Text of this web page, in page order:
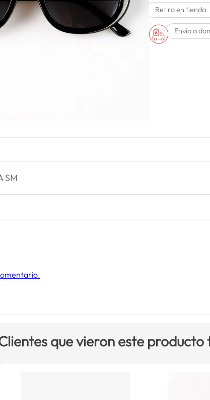
lavadora
Retiro en tienda
Envío a
SM
que vieron este